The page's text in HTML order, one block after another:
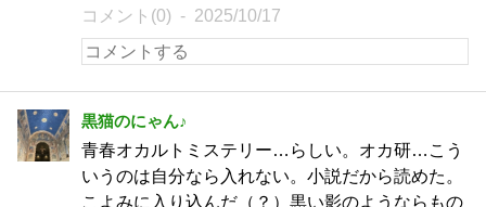
コメント(0) 2025/10/17
黒猫のにゃん♪
青春オカルトミステリー…らしい。オカ研…こう
いうのは自分なら入れない。小説だから読めた。
こよみに入り込んだ（？）黒い影のようならもの